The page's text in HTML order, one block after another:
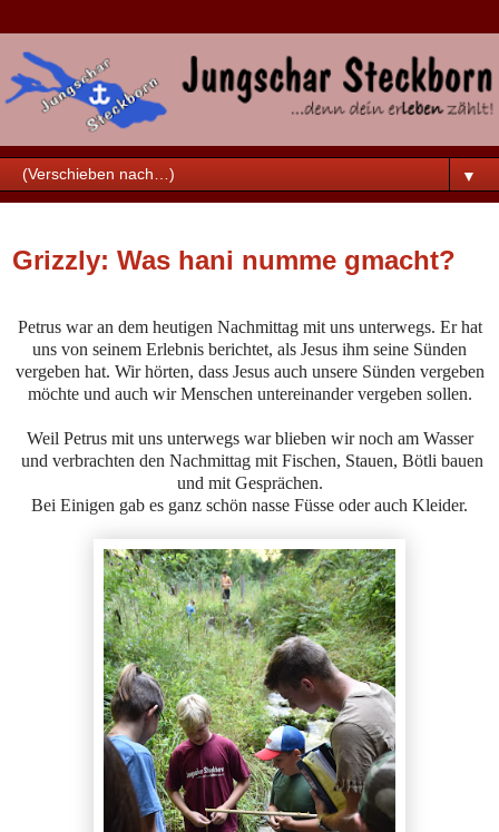
▼
Grizzly: Was hani numme gmacht?
Petrus war an dem heutigen Nachmittag mit uns unterwegs. Er hat
uns von seinem Erlebnis berichtet, als Jesus ihm seine Sünden
vergeben hat. Wir hörten, dass Jesus auch unsere Sünden vergeben
möchte und auch wir Menschen untereinander vergeben sollen.
Weil Petrus mit uns unterwegs war blieben wir noch am Wasser
und verbrachten den Nachmittag mit Fischen, Stauen, Bötli bauen
und mit Gesprächen.
Bei Einigen gab es ganz schön nasse Füsse oder auch Kleider.